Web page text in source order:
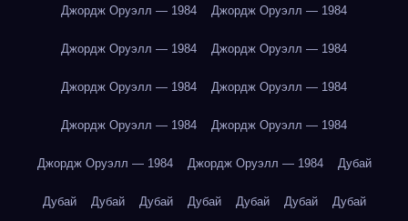
Джордж Оруэлл — 1984 Джордж Оруэлл — 1984
Джордж Оруэлл — 1984 Джордж Оруэлл — 1984
Джордж Оруэлл — 1984 Джордж Оруэлл — 1984
Джордж Оруэлл — 1984 Джордж Оруэлл — 1984
Джордж Оруэлл — 1984 Джордж Оруэлл — 1984 Дубай
Дубай Дубай Дубай Дубай Дубай Дубай Дубай